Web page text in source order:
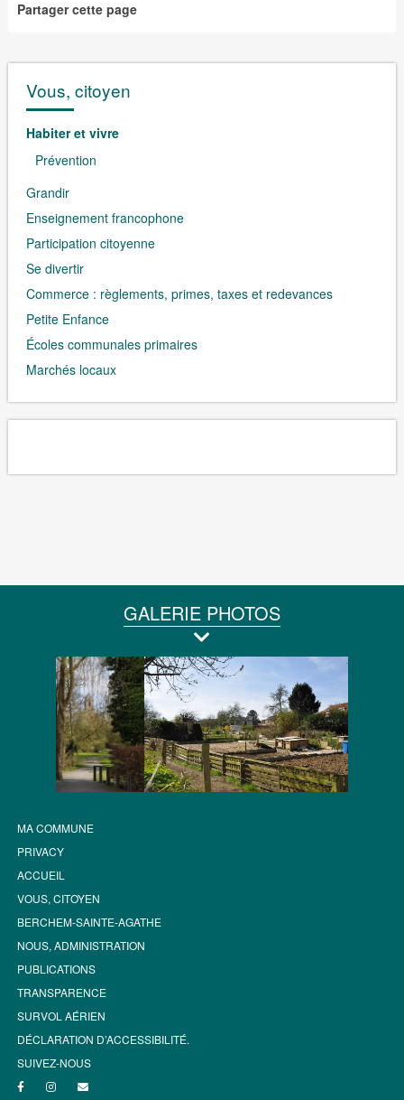
Partager cette page
Vous, citoyen
Habiter et vivre
Prévention
Grandir
Enseignement francophone
Participation citoyenne
Se divertir
Commerce : règlements, primes, taxes et redevances
Petite Enfance
Écoles communales primaires
Marchés locaux
GALERIE PHOTOS
MA COMMUNE
PRIVACY
ACCUEIL
VOUS, CITOYEN
BERCHEM-SAINTE-AGATHE
NOUS, ADMINISTRATION
PUBLICATIONS
TRANSPARENCE
SURVOL AÉRIEN
DÉCLARATION D’ACCESSIBILITÉ.
SUIVEZ-NOUS